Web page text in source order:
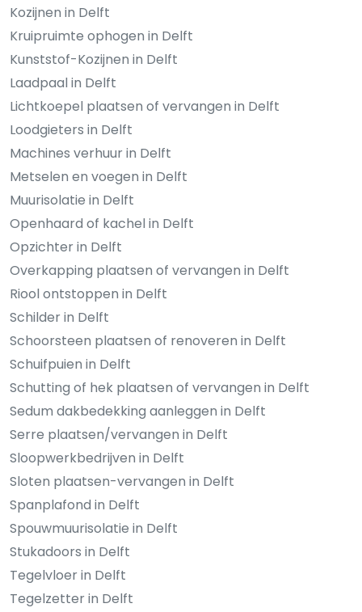
Kozijnen in Delft
Kruipruimte ophogen in Delft
Kunststof-Kozijnen in Delft
Laadpaal in Delft
Lichtkoepel plaatsen of vervangen in Delft
Loodgieters in Delft
Machines verhuur in Delft
Metselen en voegen in Delft
Muurisolatie in Delft
Openhaard of kachel in Delft
Opzichter in Delft
Overkapping plaatsen of vervangen in Delft
Riool ontstoppen in Delft
Schilder in Delft
Schoorsteen plaatsen of renoveren in Delft
Schuifpuien in Delft
Schutting of hek plaatsen of vervangen in Delft
Sedum dakbedekking aanleggen in Delft
Serre plaatsen/vervangen in Delft
Sloopwerkbedrijven in Delft
Sloten plaatsen-vervangen in Delft
Spanplafond in Delft
Spouwmuurisolatie in Delft
Stukadoors in Delft
Tegelvloer in Delft
Tegelzetter in Delft